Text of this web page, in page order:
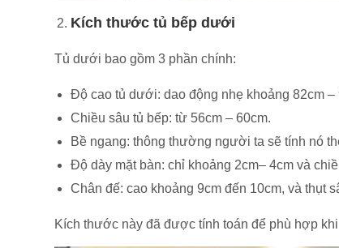
Kích thước tủ bếp dưới
Tủ dưới bao gồm 3 phần chính:
Độ cao tủ dưới: dao động nhẹ khoảng 82cm
Chiều sâu tủ bếp: từ 56cm – 60cm.
Bề ngang: thông thường người ta sẽ tính nó
Độ dày mặt bàn: chỉ khoảng 2cm– 4cm và
Chân đế: cao khoảng 9cm đến 10cm, và thụt
Kích thước này đã được tính toán để phù hợp